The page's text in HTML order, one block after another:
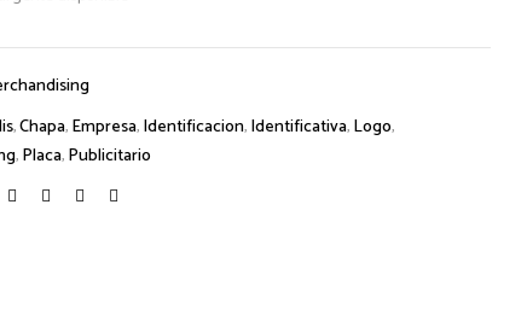
,Chapa,Empresa,Identificacion,Identificativa,Logo,
,Placa,Publicitario